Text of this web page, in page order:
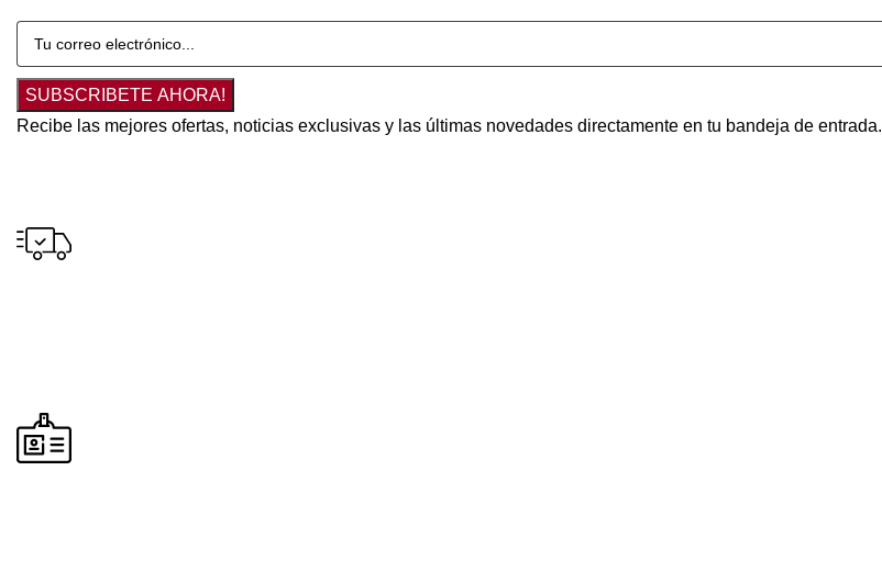
SUBSCRIBETE AHORA!
Recibe las mejores ofertas, noticias exclusivas y las últimas novedades directamente en tu bandeja de entrada.